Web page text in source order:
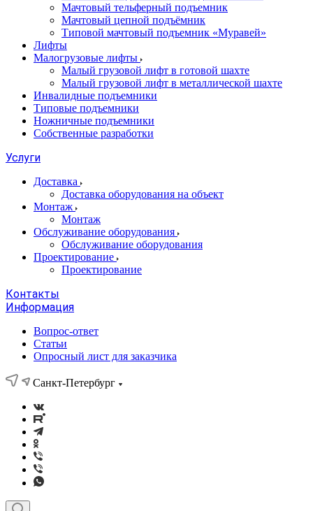
Мачтовый тельферный подъемник
Мачтовый цепной подъёмник
Типовой мачтовый подъемник «Муравей»
Лифты
Малогрузовые лифты
Малый грузовой лифт в готовой шахте
Малый грузовой лифт в металлической шахте
Инвалидные подъемники
Типовые подъемники
Ножничные подъемники
Собственные разработки
Услуги
Доставка
Доставка оборудования на объект
Монтаж
Монтаж
Обслуживание оборудования
Обслуживание оборудования
Проектирование
Проектирование
Контакты
Информация
Вопрос-ответ
Статьи
Опросный лист для заказчика
Санкт-Петербург